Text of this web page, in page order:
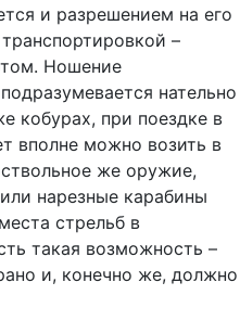
и разрешением на его
–
Ношение
нательно
кобурах, при поездке в
вполне можно возить в
же оружие,
нарезные карабины
стрельб в
такая возможность –
и, конечно же, должно